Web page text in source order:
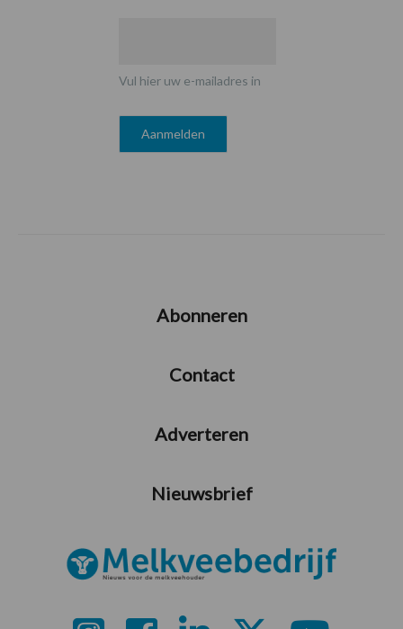
Vul hier uw e-mailadres in
Abonneren
Contact
Adverteren
Nieuwsbrief